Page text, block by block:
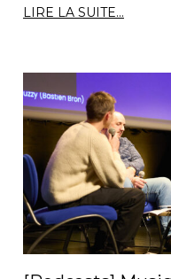
LIRE LA SUITE...